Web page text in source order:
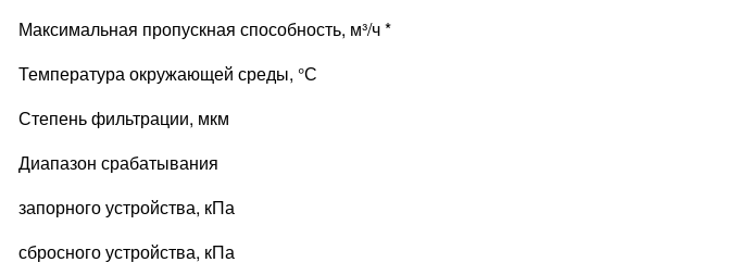
Максимальная пропускная способность, м³/ч *
Температура окружающей среды, °С
Степень фильтрации, мкм
Диапазон срабатывания
запорного устройства, кПа
сбросного устройства, кПа